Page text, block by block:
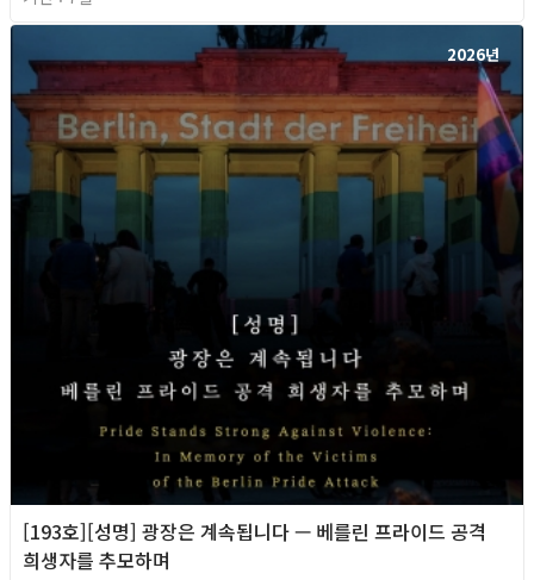
2026년
[193호][성명] 광장은 계속됩니다 — 베를린 프라이드 공격
희생자를 추모하며